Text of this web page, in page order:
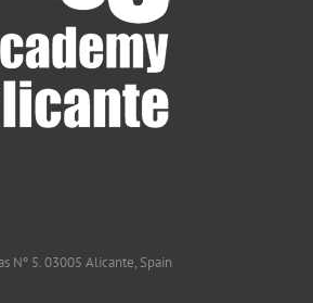
Nº 5. 03005 Alicante, Spain